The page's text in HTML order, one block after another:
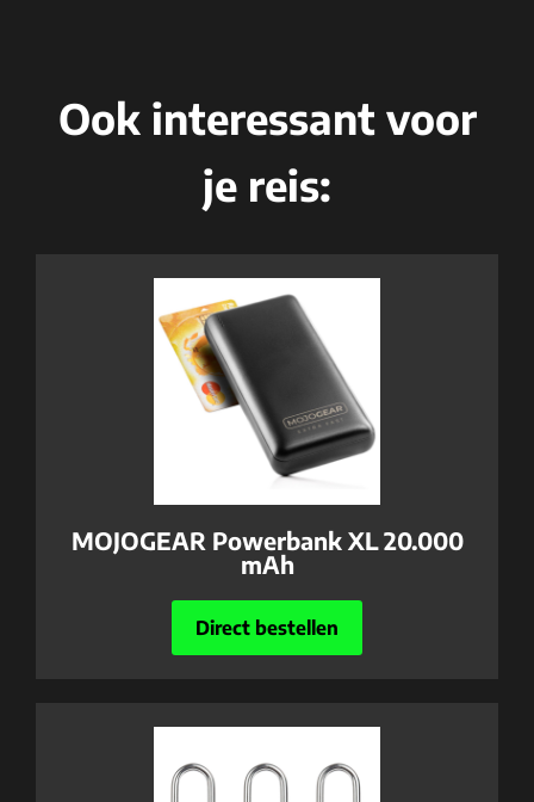
Ook interessant voor
je reis:
MOJOGEAR Powerbank XL 20.000
mAh
Direct bestellen